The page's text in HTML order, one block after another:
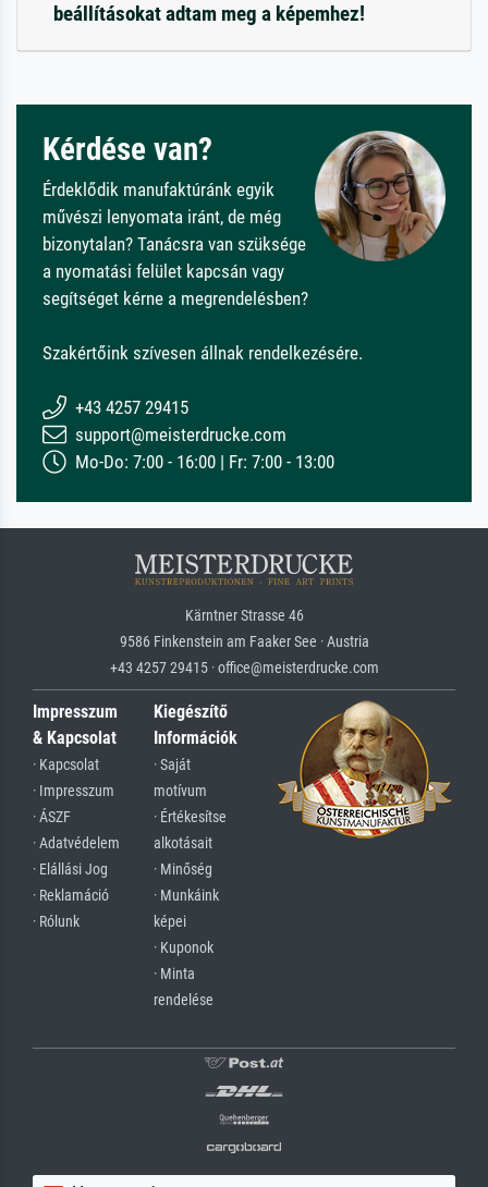
beállításokat adtam meg a képemhez!
Kérdése van?
Érdeklődik manufaktúránk egyik
művészi lenyomata iránt, de még
bizonytalan? Tanácsra van szüksége
a nyomatási felület kapcsán vagy
segítséget kérne a megrendelésben?
Szakértőink szívesen állnak rendelkezésére.
+43 4257 29415
support@meisterdrucke.com
Mo-Do: 7:00 - 16:00 | Fr: 7:00 - 13:00
Kärntner Strasse 46
9586 Finkenstein am Faaker See · Austria
+43 4257 29415 · office@meisterdrucke.com
Impresszum
& Kapcsolat
· Kapcsolat
· Impresszum
· ÁSZF
· Adatvédelem
· Elállási Jog
· Reklamáció
· Rólunk
Kiegészítő
Információk
· Saját
motívum
· Értékesítse
alkotásait
· Minőség
· Munkáink
képei
· Kuponok
· Minta
rendelése